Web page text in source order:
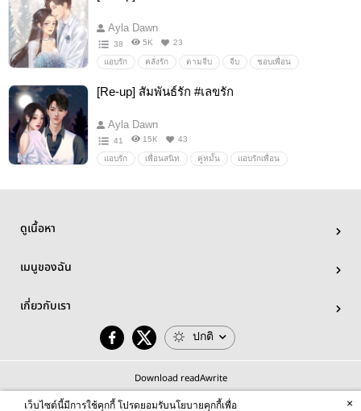
Ayla Dawn
38 5K 23
แอบรัก คลั่งรัก ตามจีบ จีบ ชอบเพื่อน
[Re-up] สัมพันธ์รัก #เลขรัก
Ayla Dawn
41 15K 43
แอบรัก เพื่อนสนิท คู่หมั้น แอบรักเพื่อน
ดูเนื้อหา
เมนูของฉัน
เกี่ยวกับเรา
ปกติ
Download readAwrite
เว็บไซต์นี้มีการใช้คุกกี้ โปรดยอมรับนโยบายคุกกี้เพื่อ ×